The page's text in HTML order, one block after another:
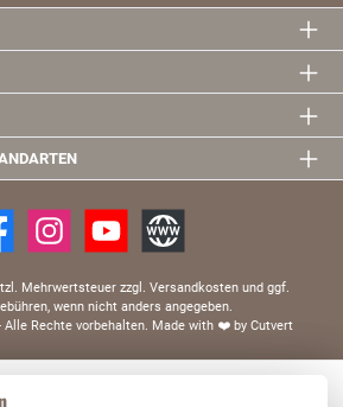
Mehrwertsteuer zzgl. Versandkosten und ggf.
wenn nicht anders angegeben.
Rechte vorbehalten. Made with ❤️by Cutvert